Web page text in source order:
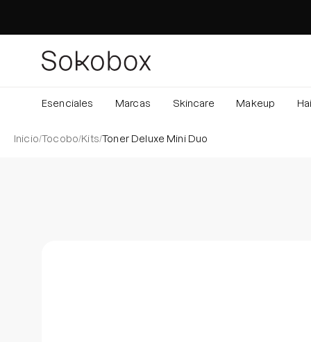
contenido
Esenciales Marcas Skincare Makeup
Inicio/Tocobo/Kits/Toner Deluxe Mini Duo